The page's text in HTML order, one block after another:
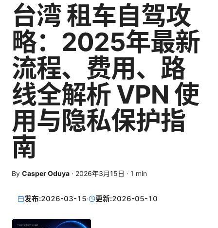
台湾 租车自驾攻
略：2025年最新
流程、费用、路
线全解析 VPN 使
用与隐私保护指
南
By Casper Oduya · 2026年3月15日 · 1 min
发布:2026-03-15· 更新:2026-05-10